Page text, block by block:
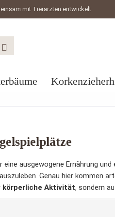
mit Tierärzten entwickelt
ausgewogene Ernährung
auszuleben. Genau hier kommen
körperliche Aktivität, sondern